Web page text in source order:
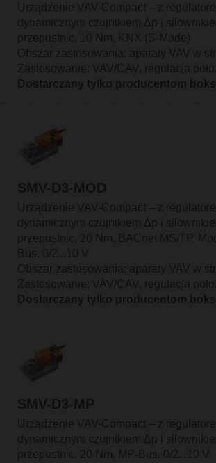
Urządzenie VAV-Compact – z
dynamicznym czujnikiem Δp i
przepustnic, 10 Nm, KNX (S-Mode)
Obszar zastosowania: aparaty VAV w
Zastosowanie: VAV/CAV, regulacja
Dostarczany tylko producentom
SMV-D3-MOD
Urządzenie VAV-Compact – z
dynamicznym czujnikiem Δp i
przepustnic, 20 Nm, BACnet MS/TP,
Bus, 0/2...10 V
Obszar zastosowania: aparaty VAV w
Zastosowanie: VAV/CAV, regulacja
Dostarczany tylko producentom
SMV-D3-MP
Urządzenie VAV-Compact – z
dynamicznym czujnikiem Δp i
przepustnic, 20 Nm, MP-Bus, 0/2...10 V